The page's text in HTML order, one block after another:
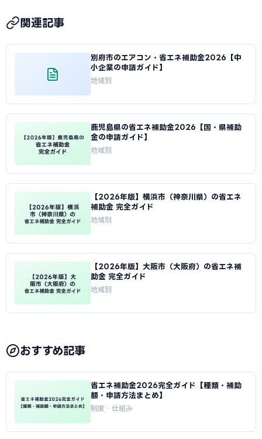
関連記事
別府市のエアコン・省エネ補助金2026【中
小企業の申請ガイド】
地域別
鹿児島県の省エネ補助金2026【国・県補助
金の申請ガイド】
地域別
【2026年版】横浜市（神奈川県）の省エネ
補助金 完全ガイド
地域別
【2026年版】大阪市（大阪府）の省エネ補
助金 完全ガイド
地域別
おすすめ記事
省エネ補助金2026完全ガイド【種類・補助
額・申請方法まとめ】
制度・仕組み